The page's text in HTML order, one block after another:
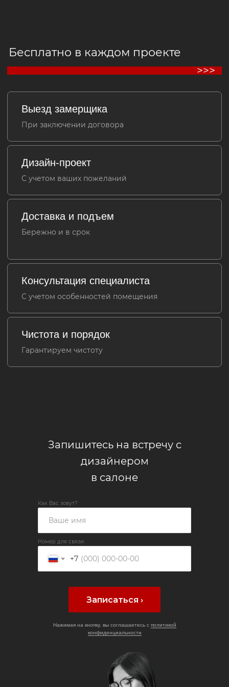
Как Вас зовут?
Номер для связи:
+7
Записаться ›
Запишитесь на встречу с
дизайнером
в салоне
Нажимая на кнопку, вы соглашаетесь с политикой
конфиденциальности